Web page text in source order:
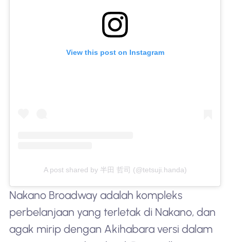
View this post on Instagram
A post shared by 半田 哲司 (@tetsuji.handa)
Nakano Broadway adalah kompleks
perbelanjaan yang terletak di Nakano, dan
agak mirip dengan Akihabara versi dalam